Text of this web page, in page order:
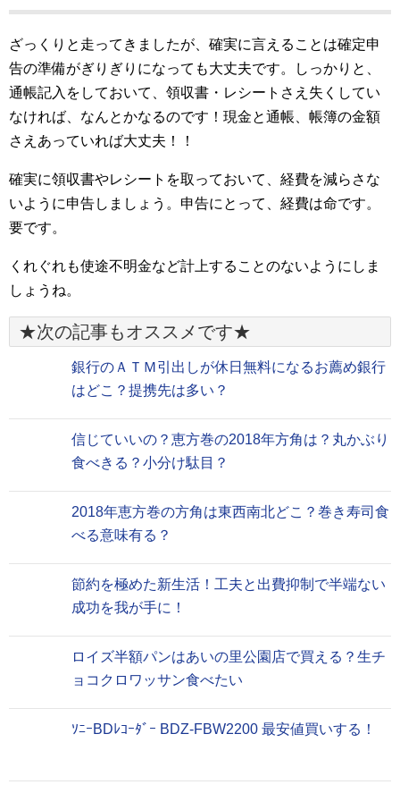
ざっくりと走ってきましたが、確実に言えることは確定申
告の準備がぎりぎりになっても大丈夫です。しっかりと、
通帳記入をしておいて、領収書・レシートさえ失くしてい
なければ、なんとかなるのです！現金と通帳、帳簿の金額
さえあっていれば大丈夫！！
確実に領収書やレシートを取っておいて、経費を減らさな
いように申告しましょう。申告にとって、経費は命です。
要です。
くれぐれも使途不明金など計上することのないようにしま
しょうね。
★次の記事もオススメです★
銀行のＡＴＭ引出しが休日無料になるお薦め銀行
はどこ？提携先は多い？
信じていいの？恵方巻の2018年方角は？丸かぶり
食べきる？小分け駄目？
2018年恵方巻の方角は東西南北どこ？巻き寿司食
べる意味有る？
節約を極めた新生活！工夫と出費抑制で半端ない
成功を我が手に！
ロイズ半額パンはあいの里公園店で買える？生チ
ョコクロワッサン食べたい
ｿﾆｰBDﾚｺｰﾀﾞｰ BDZ-FBW2200 最安値買いする！